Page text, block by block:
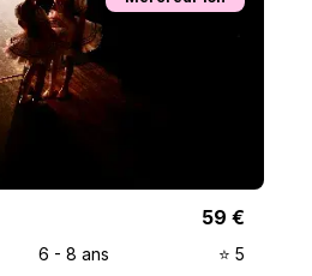
59 €
6 - 8 ans ⭐️ 5